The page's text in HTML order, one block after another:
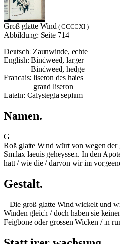
Groß glatte Wind ( CCCCXI )
Abbildung: Seite 714
Deutsch: Zaunwinde, echte
English: Bindweed, larger
Bindweed, hedge
Francais: liseron des haies
grand liseron
Latein: Calystegia sepium
Namen.
G
Roß glatte Wind würt von wegen der
Smilax laeuis geheyssen. In den
hatt / wie die / darvon wir im
Gestalt.
Die groß glatte Wind wickelt und
Winden gleich / doch haben sie
Feigbone oder grossen Wicken / in